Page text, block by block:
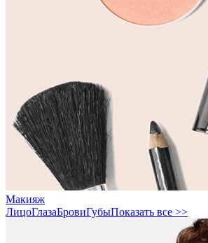
Макияж
ЛицоГлазаБровиГубыПоказать все >>